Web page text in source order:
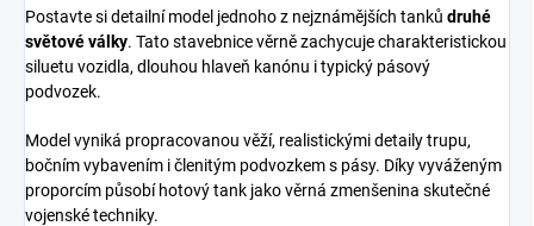
Postavte si detailní model jednoho z nejznámějších tanků druhé
světové války. Tato stavebnice věrně zachycuje charakteristickou
siluetu vozidla, dlouhou hlaveň kanónu i typický pásový
podvozek.
Model vyniká propracovanou věží, realistickými detaily trupu,
bočním vybavením i členitým podvozkem s pásy. Díky vyváženým
proporcím působí hotový tank jako věrná zmenšenina skutečné
vojenské techniky.